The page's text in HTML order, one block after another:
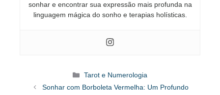
sonhar e encontrar sua expressão mais profunda na
linguagem mágica do sonho e terapias holísticas.
Categorias
Tarot e Numerologia
Sonhar com Borboleta Vermelha: Um Profundo